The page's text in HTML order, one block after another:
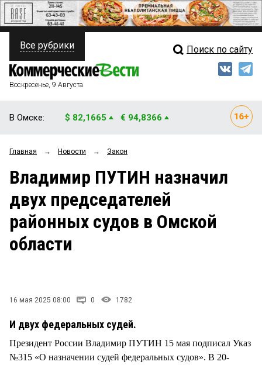
ПОЛИТИКА
ФИНАНСЫ
ОБЩЕСТВО
ЗАКОН
НОВОСТИ КОМПАНИЙ
ПРОИСШЕСТВИЯ
Свежий выпуск
Рейтинги
Блоги
Архив
Все рубрики Поиск по сайту
Воскресенье, 9 Августа
В Омске: $ 82,1665 € 94,8366
Главная → Новости → Закон
Владимир ПУТИН назначил
двух председателей
районных судов в Омской
области
16 мая 2025 08:00 0 1782
И двух федеральных судей.
Президент России Владимир ПУТИН 15 мая подписал Указ
№315 «О назначении судей федеральных судов». В 20-